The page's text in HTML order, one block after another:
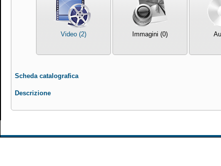
Video (2) Immagini (0)
Scheda catalografica
Descrizione